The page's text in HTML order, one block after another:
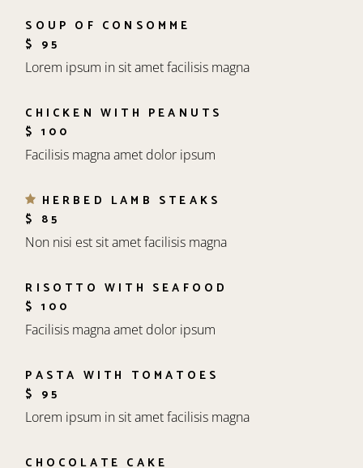
SOUP OF CONSOMME
$ 95
Lorem ipsum in sit amet facilisis magna
CHICKEN WITH PEANUTS
$ 100
Facilisis magna amet dolor ipsum
HERBED LAMB STEAKS
$ 85
Non nisi est sit amet facilisis magna
RISOTTO WITH SEAFOOD
$ 100
Facilisis magna amet dolor ipsum
PASTA WITH TOMATOES
$ 95
Lorem ipsum in sit amet facilisis magna
CHOCOLATE CAKE